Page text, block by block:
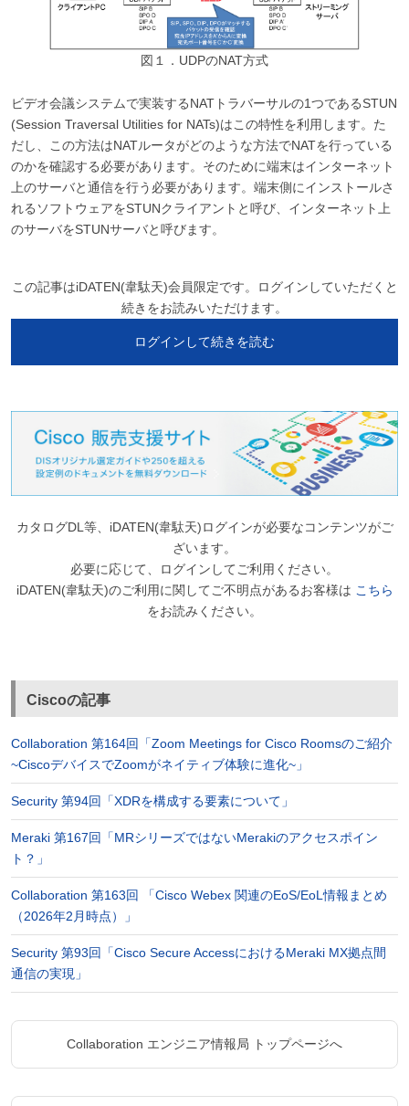
図１．UDPのNAT方式
ビデオ会議システムで実装するNATトラバーサルの1つであるSTUN
(Session Traversal Utilities for NATs)はこの特性を利用します。た
だし、この方法はNATルータがどのような方法でNATを行っている
のかを確認する必要があります。そのために端末はインターネット
上のサーバと通信を行う必要があります。端末側にインストールさ
れるソフトウェアをSTUNクライアントと呼び、インターネット上
のサーバをSTUNサーバと呼びます。
この記事はiDATEN(韋駄天)会員限定です。ログインしていただくと
続きをお読みいただけます。
ログインして続きを読む
カタログDL等、iDATEN(韋駄天)ログインが必要なコンテンツがご
ざいます。
必要に応じて、ログインしてご利用ください。
iDATEN(韋駄天)のご利用に関してご不明点があるお客様は こちら
をお読みください。
Ciscoの記事
Collaboration 第164回「Zoom Meetings for Cisco Roomsのご紹介
~CiscoデバイスでZoomがネイティブ体験に進化~」
Security 第94回「XDRを構成する要素について」
Meraki 第167回「MRシリーズではないMerakiのアクセスポイン
ト？」
Collaboration 第163回 「Cisco Webex 関連のEoS/EoL情報まとめ
（2026年2月時点）」
Security 第93回「Cisco Secure AccessにおけるMeraki MX拠点間
通信の実現」
Collaboration エンジニア情報局 トップページへ